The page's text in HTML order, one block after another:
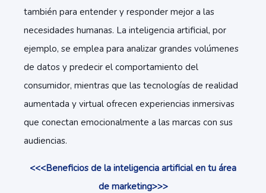
también para entender y responder mejor a las
necesidades humanas. La inteligencia artificial, por
ejemplo, se emplea para analizar grandes volúmenes
de datos y predecir el comportamiento del
consumidor, mientras que las tecnologías de realidad
aumentada y virtual ofrecen experiencias inmersivas
que conectan emocionalmente a las marcas con sus
audiencias.
<<<Beneficios de la inteligencia artificial en tu área
de marketing>>>